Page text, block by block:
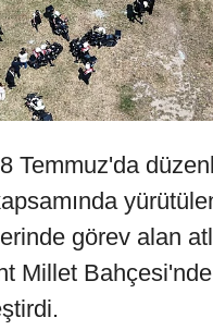
Temmuz'da
görev alan
Millet